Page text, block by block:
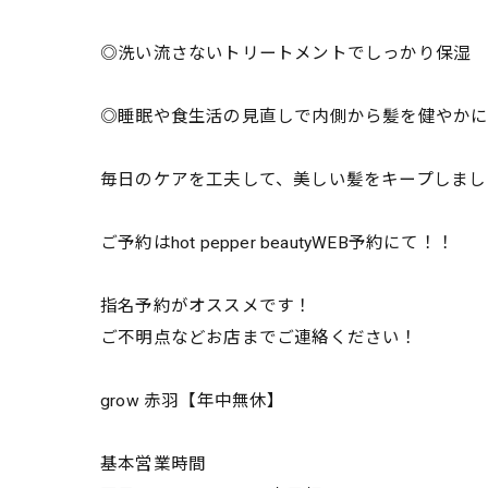
◎洗い流さないトリートメントでしっかり保湿
◎睡眠や食生活の見直しで内側から髪を健やかに
毎日のケアを工夫して、美しい髪をキープしまし
ご予約はhot pepper beautyWEB予約にて！！
指名予約がオススメです！
ご不明点などお店までご連絡ください！
grow 赤羽【年中無休】
基本営業時間